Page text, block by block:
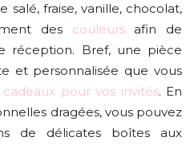
salé, fraise, vanille, chocolat,
des couleursafin de
réception. Bref, une pièce
et personnalisée que vous
cadeaux pour vos invités. En
dragées, vous pouvez
de délicates boîtes aux